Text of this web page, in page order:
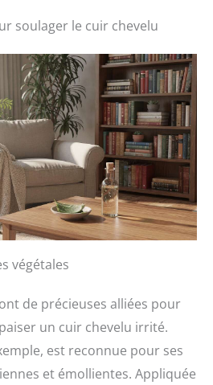
soulager le cuir chevelu
végétales
de précieuses alliées pour
un cuir chevelu irrité.
est reconnue pour ses
et émollientes. Appliquée